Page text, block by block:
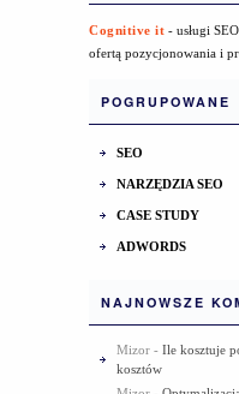
Cognitive it - usługi
ofertą pozycjonowania i
POGRUPOWANE
SEO
NARZĘDZIA SEO
CASE STUDY
ADWORDS
NAJNOWSZE
Mizor - Ile kosztuje
kosztów